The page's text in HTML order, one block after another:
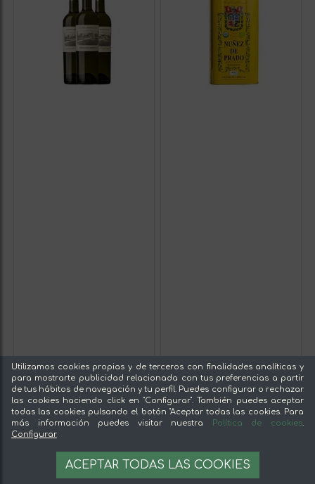
Utilizamos cookies propias y de terceros con finalidades analíticas y
para mostrarte publicidad relacionada con tus preferencias a partir
de tus hábitos de navegación y tu perfil. Puedes configurar o rechazar
las cookies haciendo click en "Configurar". También puedes aceptar
todas las cookies pulsando el botón "Aceptar todas las cookies. Para
más información puedes visitar nuestra
Política de cookies.
Configurar
ACEPTAR TODAS LAS COOKIES